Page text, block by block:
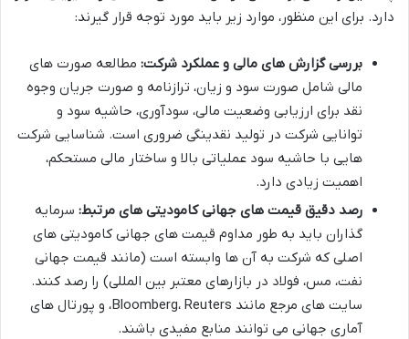
دارد. برای این منظور، موارد زیر باید مورد توجه قرار گیرند:
بررسی گزارش های مالی و عملکرد شرکت: مطالعه صورت های
مالی شامل صورت سود و زیان، ترازنامه و صورت جریان وجوه
نقد برای ارزیابی وضعیت مالی، سودآوری، حاشیه سود و
توانایی شرکت در تولید نقدینگی ضروری است. شناسایی شرکت
هایی با حاشیه سود عملیاتی بالا و ساختار مالی مستحکم،
اهمیت زیادی دارد.
رصد دقیق قیمت های جهانی کامودیتی های مرتبط: سرمایه
گذاران باید به طور مداوم قیمت های جهانی کامودیتی های
اصلی که شرکت به آن ها وابسته است (مانند قیمت جهانی
نفت، مس، فولاد در بازارهای معتبر بین المللی) را رصد کنند.
سایت های مرجع مانند Bloomberg، Reuters، و پورتال های
آماری جهانی می توانند منابع مفیدی باشند.